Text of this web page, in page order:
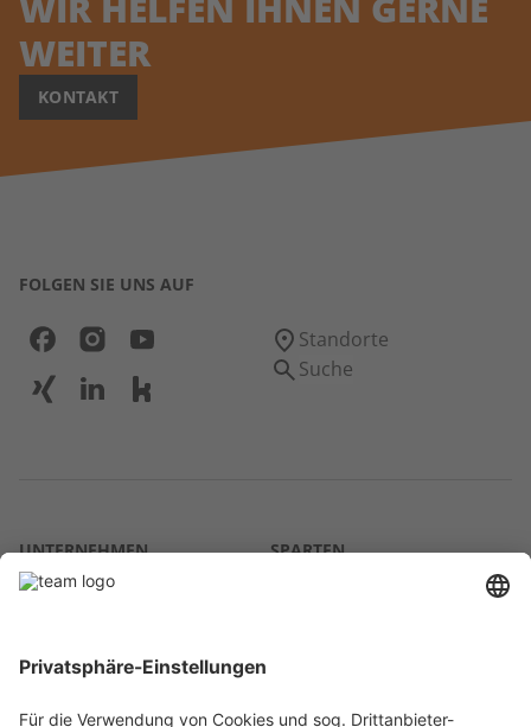
WEITER
KONTAKT
FOLGEN SIE UNS AUF
Standorte
Suche
UNTERNEHMEN
Über uns
Karriere
Kontakt
SPARTEN